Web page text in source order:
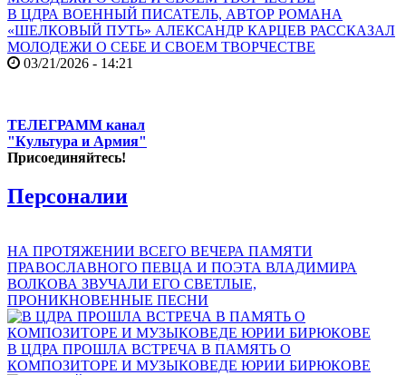
В ЦДРА ВОЕННЫЙ ПИСАТЕЛЬ, АВТОР РОМАНА
«ШЕЛКОВЫЙ ПУТЬ» АЛЕКСАНДР КАРЦЕВ РАССКАЗАЛ
МОЛОДЕЖИ О СЕБЕ И СВОЕМ ТВОРЧЕСТВЕ
03/21/2026 - 14:21
ТЕЛЕГРАММ канал
"Культура и Армия"
Присоединяйтесь!
Персоналии
НА ПРОТЯЖЕНИИ ВСЕГО ВЕЧЕРА ПАМЯТИ
ПРАВОСЛАВНОГО ПЕВЦА И ПОЭТА ВЛАДИМИРА
ВОЛКОВА ЗВУЧАЛИ ЕГО СВЕТЛЫЕ,
ПРОНИКНОВЕННЫЕ ПЕСНИ
В ЦДРА ПРОШЛА ВСТРЕЧА В ПАМЯТЬ О
КОМПОЗИТОРЕ И МУЗЫКОВЕДЕ ЮРИИ БИРЮКОВЕ